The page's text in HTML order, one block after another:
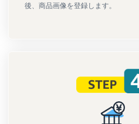
後、商品画像を登録します。